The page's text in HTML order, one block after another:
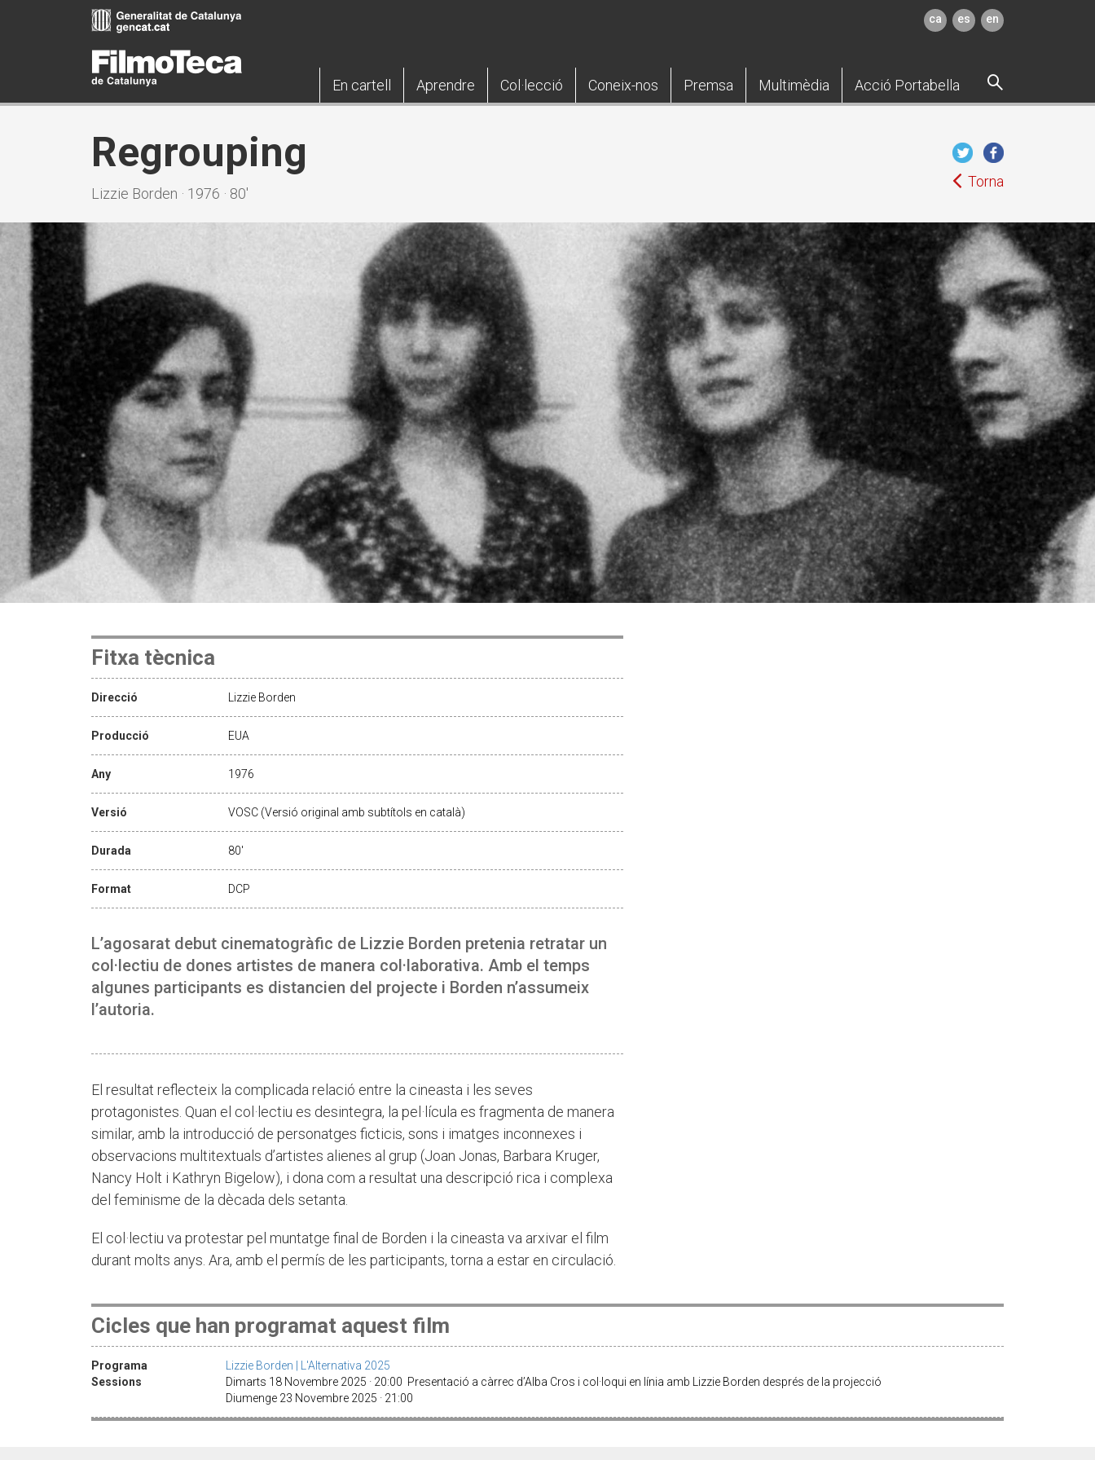
ca es en
En cartell Aprendre Col·lecció Coneix-nos Premsa Multimèdia Acció Portabella
Regrouping
Lizzie Borden · 1976 · 80'
Torna
Fitxa tècnica
Direcció Lizzie Borden
Producció EUA
Any 1976
Versió VOSC (Versió original amb subtítols en català)
Durada 80'
Format DCP
L’agosarat debut cinematogràfic de Lizzie Borden pretenia retratar un
col·lectiu de dones artistes de manera col·laborativa. Amb el temps
algunes participants es distancien del projecte i Borden n’assumeix
l’autoria.
El resultat reflecteix la complicada relació entre la cineasta i les seves
protagonistes. Quan el col·lectiu es desintegra, la pel·lícula es fragmenta de manera
similar, amb la introducció de personatges ficticis, sons i imatges inconnexes i
observacions multitextuals d’artistes alienes al grup (Joan Jonas, Barbara Kruger,
Nancy Holt i Kathryn Bigelow), i dona com a resultat una descripció rica i complexa
del feminisme de la dècada dels setanta.
El col·lectiu va protestar pel muntatge final de Borden i la cineasta va arxivar el film
durant molts anys. Ara, amb el permís de les participants, torna a estar en circulació.
Cicles que han programat aquest film
Programa
Lizzie Borden | L'Alternativa 2025
Sessions
Dimarts 18 Novembre 2025 · 20:00 Presentació a càrrec d’Alba Cros i col·loqui en línia amb Lizzie Borden després de la projecció
Diumenge 23 Novembre 2025 · 21:00